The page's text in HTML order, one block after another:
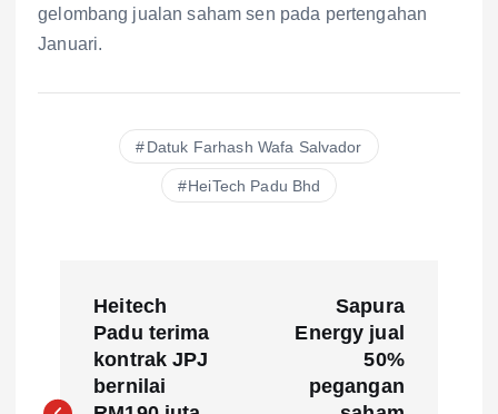
gelombang jualan saham sen pada pertengahan
Januari.
Datuk Farhash Wafa Salvador
HeiTech Padu Bhd
s
Heitech
Padu terima
kontrak JPJ
bernilai
Sapura
Energy jual
50%
pegangan